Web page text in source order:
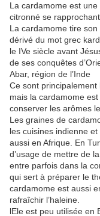
La cardamome est
citronné se
La cardamome tire
dérivé du mot grec
le IVe siècle avant
de ses conquêtes
Abar, région de l’Inde
Ce sont principalement
mais la cardamome
conserver les arômes
Les graines de
les cuisines indienne
aussi en Afrique. En
d’usage de mettre de
entre parfois dans la
qui sert à préparer le
cardamome est aussi
rafraîchir l’haleine.
lEle est peu utilisée en